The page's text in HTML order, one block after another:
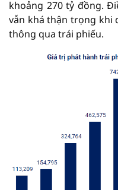
khoảng 270 tỷ đồng.
vẫn khá thận trọng khi
thông qua trái phiếu.